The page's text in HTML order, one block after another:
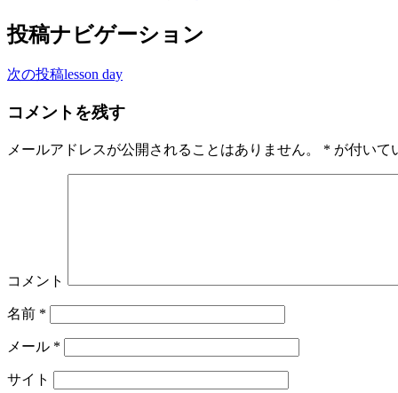
投稿ナビゲーション
次の投稿lesson day
コメントを残す
メールアドレスが公開されることはありません。 * が付いて
コメント
名前 *
メール *
サイト